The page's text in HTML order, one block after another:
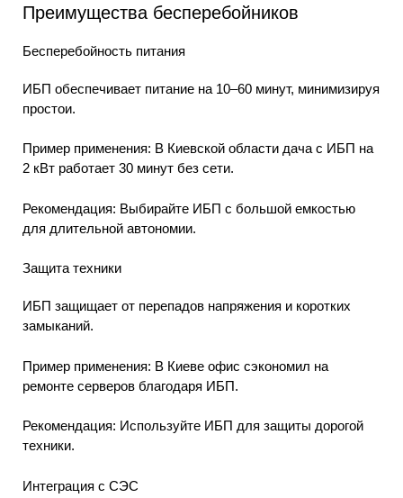
Преимущества бесперебойников
Бесперебойность питания
ИБП обеспечивает питание на 10–60 минут, минимизируя
простои.
Пример применения: В Киевской области дача с ИБП на
2 кВт работает 30 минут без сети.
Рекомендация: Выбирайте ИБП с большой емкостью
для длительной автономии.
Защита техники
ИБП защищает от перепадов напряжения и коротких
замыканий.
Пример применения: В Киеве офис сэкономил на
ремонте серверов благодаря ИБП.
Рекомендация: Используйте ИБП для защиты дорогой
техники.
Интеграция с СЭС